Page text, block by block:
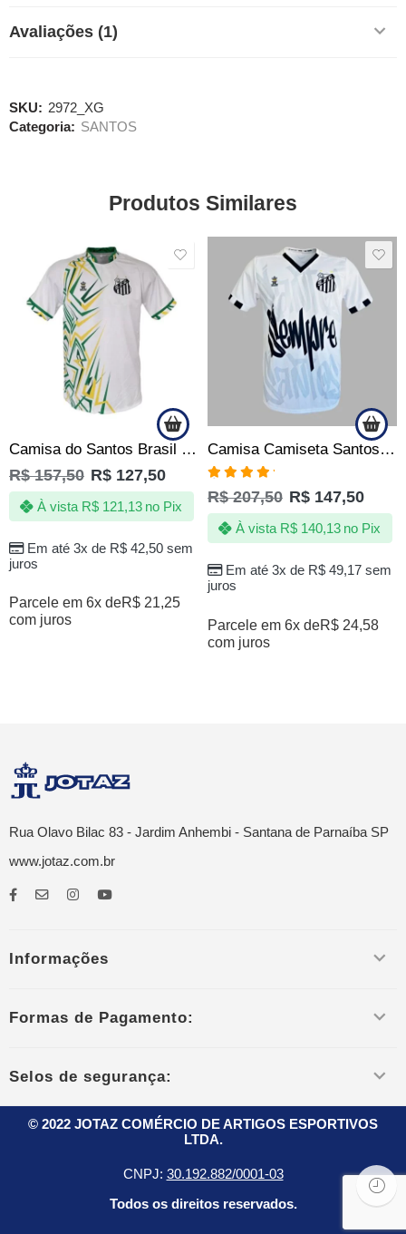
Avaliações (1)
SKU: 2972_XG
Categoria: SANTOS
Produtos Similares
Camisa do Santos Brasil – Jotaz – copa – Produto Oficial
R$157,50 R$ 127,50
Em até 3x de R$42,50sem
juros
À vista R$121,13 no Pix
Parcele em 6x deR$ 21,25
com juros
Camisa Camiseta Santos Sempre Santos – Eterno 10 – Oficial
Avaliação
5.00de 5
R$207,50 R$ 147,50
Em até 3x de R$49,17sem
juros
À vista R$140,13 no Pix
Parcele em 6x deR$ 24,58
com juros
Rua Olavo Bilac 83 - Jardim Anhembi - Santana de Parnaíba SP
www.jotaz.com.br
Informações
Formas de Pagamento:
Selos de segurança:
© 2022 JOTAZ COMÉRCIO DE ARTIGOS ESPORTIVOS
LTDA.
CNPJ: 30.192.882/0001-03
Todos os direitos reservados.